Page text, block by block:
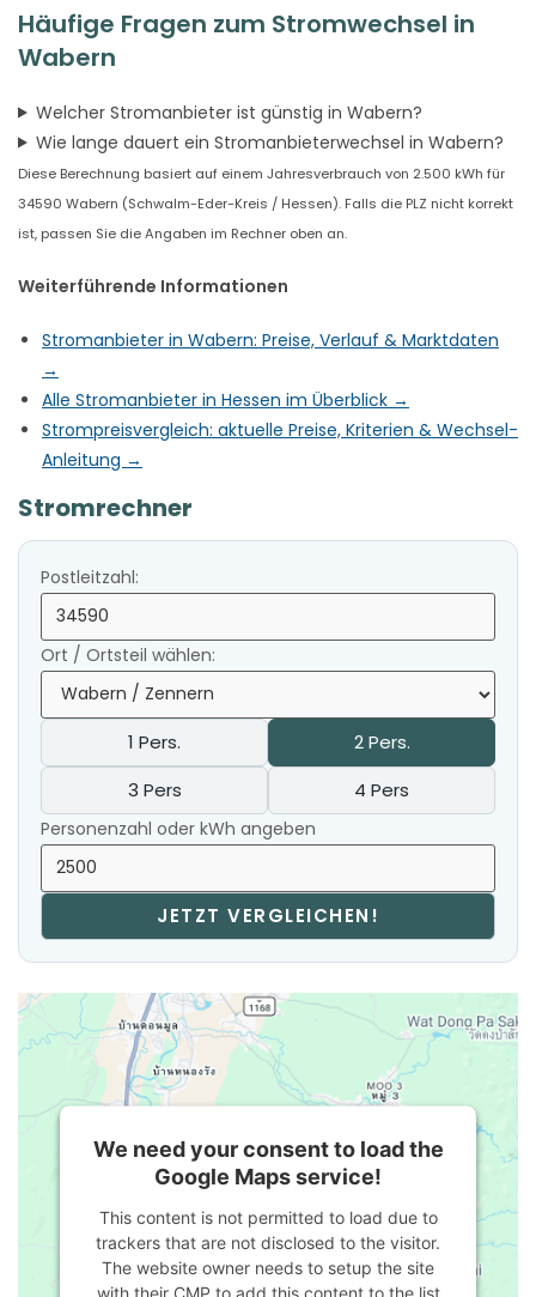
Häufige Fragen zum Stromwechsel in
Wabern
Welcher Stromanbieter ist günstig in Wabern?
Wie lange dauert ein Stromanbieterwechsel in Wabern?
Diese Berechnung basiert auf einem Jahresverbrauch von 2.500 kWh für
34590 Wabern (Schwalm-Eder-Kreis / Hessen). Falls die PLZ nicht korrekt
ist, passen Sie die Angaben im Rechner oben an.
Weiterführende Informationen
Stromanbieter in Wabern: Preise, Verlauf & Marktdaten
→
Alle Stromanbieter in Hessen im Überblick →
Strompreisvergleich: aktuelle Preise, Kriterien & Wechsel-
Anleitung →
Stromrechner
Postleitzahl:
Ort / Ortsteil wählen:
1 Pers.
2 Pers.
3 Pers
4 Pers
Personenzahl oder kWh angeben
JETZT VERGLEICHEN!
We need your consent to load the
Google Maps service!
This content is not permitted to load due to
trackers that are not disclosed to the visitor.
The website owner needs to setup the site
with their CMP to add this content to the list